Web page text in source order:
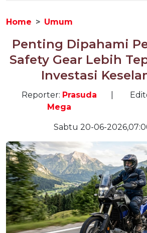
Home Umum
Penting Dipahami
Safety Gear Lebih
Investasi
Reporter: Prasuda
Mega
Sabtu 20-06-